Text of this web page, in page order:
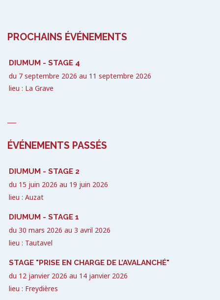
PROCHAINS ÉVÉNEMENTS
DIUMUM - STAGE 4
du 7 septembre 2026 au 11 septembre 2026
lieu : La Grave
ÉVÉNEMENTS PASSÉS
DIUMUM - STAGE 2
du 15 juin 2026 au 19 juin 2026
lieu : Auzat
DIUMUM - STAGE 1
du 30 mars 2026 au 3 avril 2026
lieu : Tautavel
STAGE "PRISE EN CHARGE DE L’AVALANCHÉ"
du 12 janvier 2026 au 14 janvier 2026
lieu : Freydières